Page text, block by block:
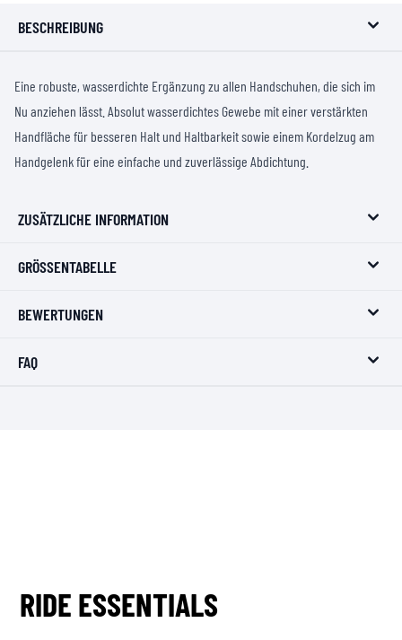
BESCHREIBUNG
Eine robuste, wasserdichte Ergänzung zu allen Handschuhen, die sich im
Nu anziehen lässt. Absolut wasserdichtes Gewebe mit einer verstärkten
Handfläche für besseren Halt und Haltbarkeit sowie einem Kordelzug am
Handgelenk für eine einfache und zuverlässige Abdichtung.
ZUSÄTZLICHE INFORMATION
GRÖSSENTABELLE
BEWERTUNGEN
FAQ
RIDE ESSENTIALS